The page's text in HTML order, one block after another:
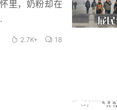
里，奶粉却在
2.7K+ 18